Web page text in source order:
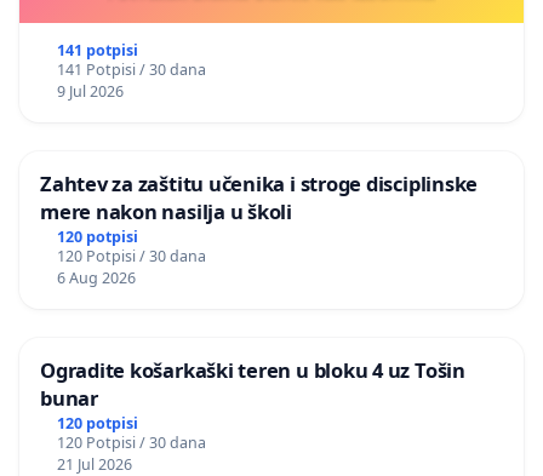
141 potpisi
141 Potpisi / 30 dana
9 Jul 2026
Zahtev za zaštitu učenika i stroge disciplinske
mere nakon nasilja u školi
120 potpisi
120 Potpisi / 30 dana
6 Aug 2026
Ogradite košarkaški teren u bloku 4 uz Tošin
bunar
120 potpisi
120 Potpisi / 30 dana
21 Jul 2026